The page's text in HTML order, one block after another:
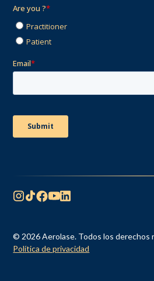
© 2026 Aerolase. Todos los derechos
Política de privacidad